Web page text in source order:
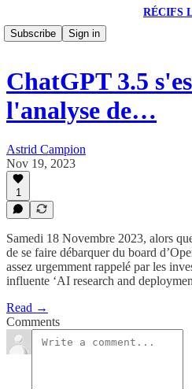
RÉCIFS
Subscribe
Sign in
ChatGPT 3.5
l'analyse de…
Astrid Campion
Nov 19, 2023
1
Samedi 18 Novembre 2023, alors
de se faire débarquer du board
assez urgemment rappelé par les
influente ‘AI research and
Read →
Comments